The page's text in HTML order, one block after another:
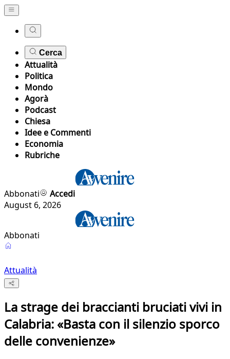
Cerca
Attualità
Politica
Mondo
Agorà
Podcast
Chiesa
Idee e Commenti
Economia
Rubriche
Abbonati
Accedi
August 6, 2026
Abbonati
Attualità
La strage dei braccianti bruciati vivi in
Calabria: «Basta con il silenzio sporco
delle convenienze»